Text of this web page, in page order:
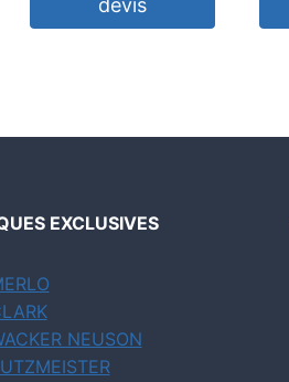
devis
EXCLUSIVES
NEUSON